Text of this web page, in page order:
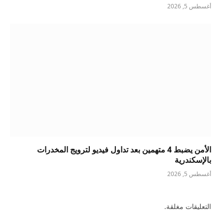
أغسطس 5, 2026
الأمن يضبط 4 متهمين بعد تداول فيديو لترويج المخدرات
بالإسكندرية
أغسطس 5, 2026
التعليقات مغلقة.